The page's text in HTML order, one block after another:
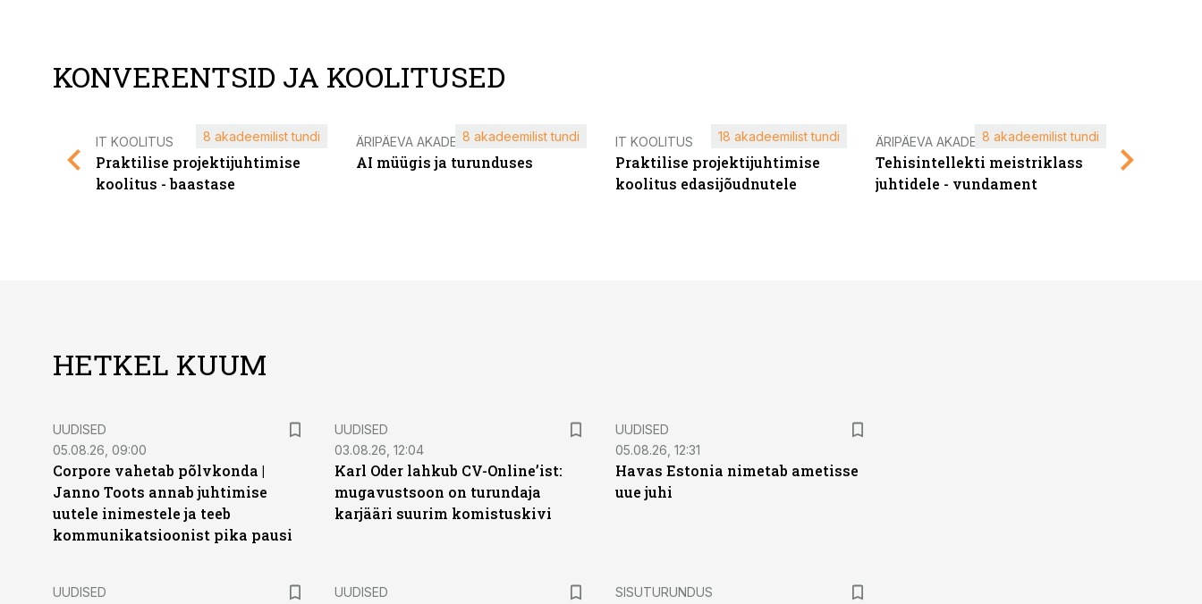
KONVERENTSID JA KOOLITUSED
IT KOOLITUS
Praktilise projektijuhtimise
koolitus - baastase
8 akadeemilist tundi ÄRIPÄEVA AKADEEMIA
AI müügis ja turunduses
8 akadeemilist tundi IT KOOLITUS
Praktilise projektijuhtimise
koolitus edasijõudnutele
18 akadeemilist tundi ÄRIPÄEVA AKADEEMIA
Tehisintellekti meistriklass
juhtidele - vundament
8 akadeemilist tundi
HETKEL KUUM
UUDISED
05.08.26, 09:00
Corpore vahetab põlvkonda |
Janno Toots annab juhtimise
uutele inimestele ja teeb
kommunikatsioonist pika pausi
UUDISED
03.08.26, 12:04
Karl Oder lahkub CV-Online’ist:
mugavustsoon on turundaja
karjääri suurim komistuskivi
UUDISED
05.08.26, 12:31
Havas Estonia nimetab ametisse
uue juhi
UUDISED
UUDISED
ST
SISUTURUNDUS